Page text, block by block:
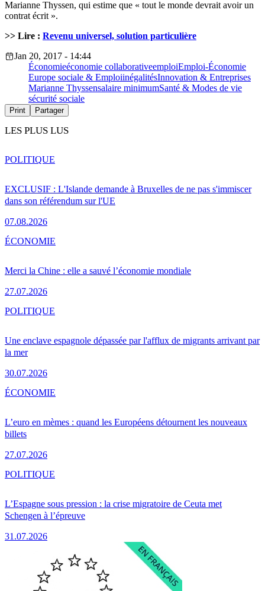
Marianne Thyssen, qui estime que « tout le monde devrait avoir un
contrat écrit ».
>> Lire : Revenu universel, solution particulière
Jan 20, 2017 - 14:44
Économieéconomie collaborativeemploiEmploi-Économie
Europe sociale & EmploiinégalitésInnovation & Entreprises
Marianne Thyssensalaire minimumSanté & Modes de vie
sécurité sociale
Print Partager
LES PLUS LUS
EXCLUSIF : L'Islande demande à Bruxelles de ne pas s'immiscer
dans son référendum sur l'UE
07.08.2026
POLITIQUE
Merci la Chine : elle a sauvé l’économie mondiale
27.07.2026
ÉCONOMIE
Une enclave espagnole dépassée par l'afflux de migrants arrivant par
la mer
30.07.2026
POLITIQUE
L’euro en mèmes : quand les Européens détournent les nouveaux
billets
27.07.2026
ÉCONOMIE
L’Espagne sous pression : la crise migratoire de Ceuta met
Schengen à l’épreuve
31.07.2026
POLITIQUE